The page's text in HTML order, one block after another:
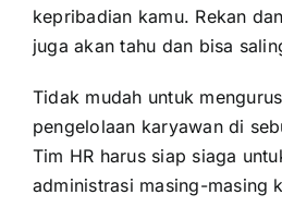
kepribadian kamu. Rekan
juga akan tahu dan bisa
Tidak mudah untuk
pengelolaan karyawan di
Tim HR harus siap siaga
administrasi masing-masing